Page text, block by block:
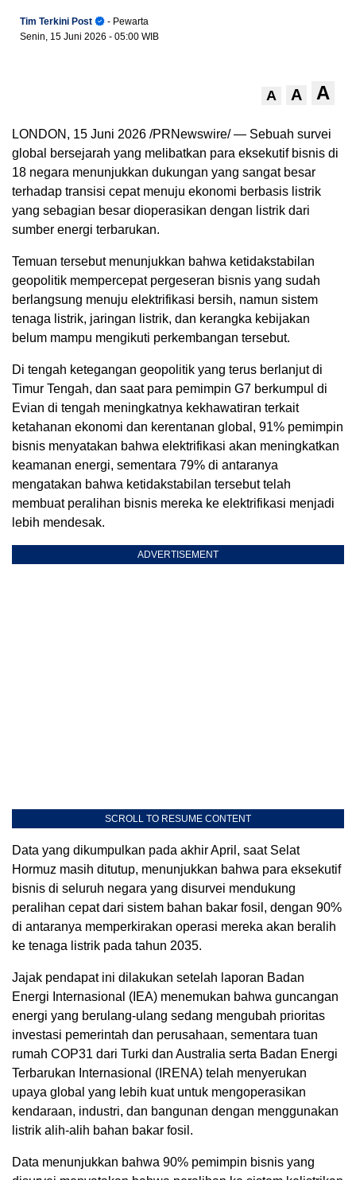
Tim Terkini Post
- Pewarta
Senin, 15 Juni 2026 - 05:00 WIB
A A A
LONDON , 15 Juni 2026 /PRNewswire/ — Sebuah survei
global bersejarah yang melibatkan para eksekutif bisnis di
18 negara menunjukkan dukungan yang sangat besar
terhadap transisi cepat menuju ekonomi berbasis listrik
yang sebagian besar dioperasikan dengan listrik dari
sumber energi terbarukan.
Temuan tersebut menunjukkan bahwa ketidakstabilan
geopolitik mempercepat pergeseran bisnis yang sudah
berlangsung menuju elektrifikasi bersih, namun sistem
tenaga listrik, jaringan listrik, dan kerangka kebijakan
belum mampu mengikuti perkembangan tersebut.
Di tengah ketegangan geopolitik yang terus berlanjut di
Timur Tengah, dan saat para pemimpin G7 berkumpul di
Evian di tengah meningkatnya kekhawatiran terkait
ketahanan ekonomi dan kerentanan global, 91% pemimpin
bisnis menyatakan bahwa elektrifikasi akan meningkatkan
keamanan energi, sementara 79% di antaranya
mengatakan bahwa ketidakstabilan tersebut telah
membuat peralihan bisnis mereka ke elektrifikasi menjadi
lebih mendesak.
ADVERTISEMENT
SCROLL TO RESUME CONTENT
Data yang dikumpulkan pada akhir April, saat Selat
Hormuz masih ditutup, menunjukkan bahwa para eksekutif
bisnis di seluruh negara yang disurvei mendukung
peralihan cepat dari sistem bahan bakar fosil, dengan 90%
di antaranya memperkirakan operasi mereka akan beralih
ke tenaga listrik pada tahun 2035.
Jajak pendapat ini dilakukan setelah laporan Badan
Energi Internasional (IEA) menemukan bahwa guncangan
energi yang berulang-ulang sedang mengubah prioritas
investasi pemerintah dan perusahaan, sementara tuan
rumah COP31 dari Turki dan Australia serta Badan Energi
Terbarukan Internasional (IRENA) telah menyerukan
upaya global yang lebih kuat untuk mengoperasikan
kendaraan, industri, dan bangunan dengan menggunakan
listrik alih-alih bahan bakar fosil.
Data menunjukkan bahwa 90% pemimpin bisnis yang